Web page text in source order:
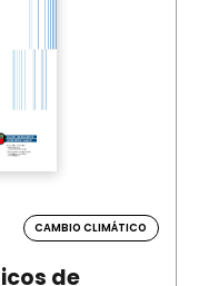
CAMBIO CLIMÁTICO
de